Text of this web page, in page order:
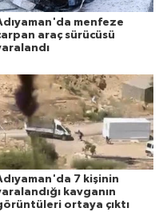
menfeze
araç sürücüsü
7 kişinin
kavganın
ortaya çıktı